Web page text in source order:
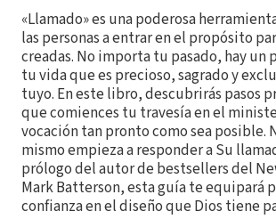
«Llamado» es una poderosa
las personas a entrar en el propósito
creadas. No importa tu pasado, hay un
tu vida que es precioso, sagrado y
tuyo. En este libro, descubrirás pasos
que comiences tu travesía en el
vocación tan pronto como sea posible.
mismo empieza a responder a Su
prólogo del autor de bestsellers del
Mark Batterson, esta guía te equipará
confianza en el diseño que Dios tiene